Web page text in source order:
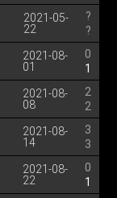
2021-05-
22
?
?
2021-08-
01
0
1
2021-08-
08
2
2
2021-08-
14
3
3
2021-08-
22
0
1